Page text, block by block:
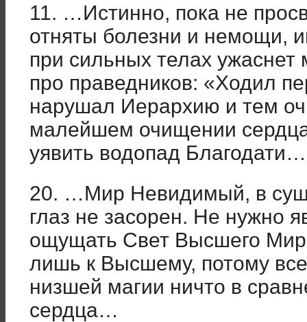
11. …Истинно, пока не
отняты болезни и немощи,
при сильных телах
про праведников: «Ходил
нарушал Иерархию и тем
малейшем очищении
уявить водопад
20. …Мир Невидимый, в
глаз не засорен. Не нужно
ощущать Свет Высшего
лишь к Высшему, потому
низшей магии ничто в
сердца…